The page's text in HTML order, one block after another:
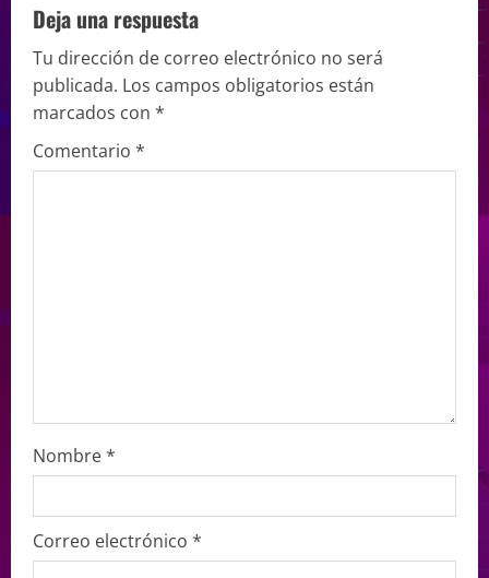
Deja una respuesta
Tu dirección de correo electrónico no será
publicada. Los campos obligatorios están
marcados con *
Comentario *
Nombre*
Correo electrónico *